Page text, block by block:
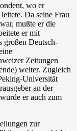
wo er
Da seine Frau
mußte er die
er mit
großen Deutsch-
Zeitungen
weiter. Zugleich
Universität
an der
er auch zum
zur